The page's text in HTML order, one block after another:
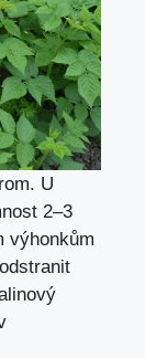
U
2–3
výhonkům